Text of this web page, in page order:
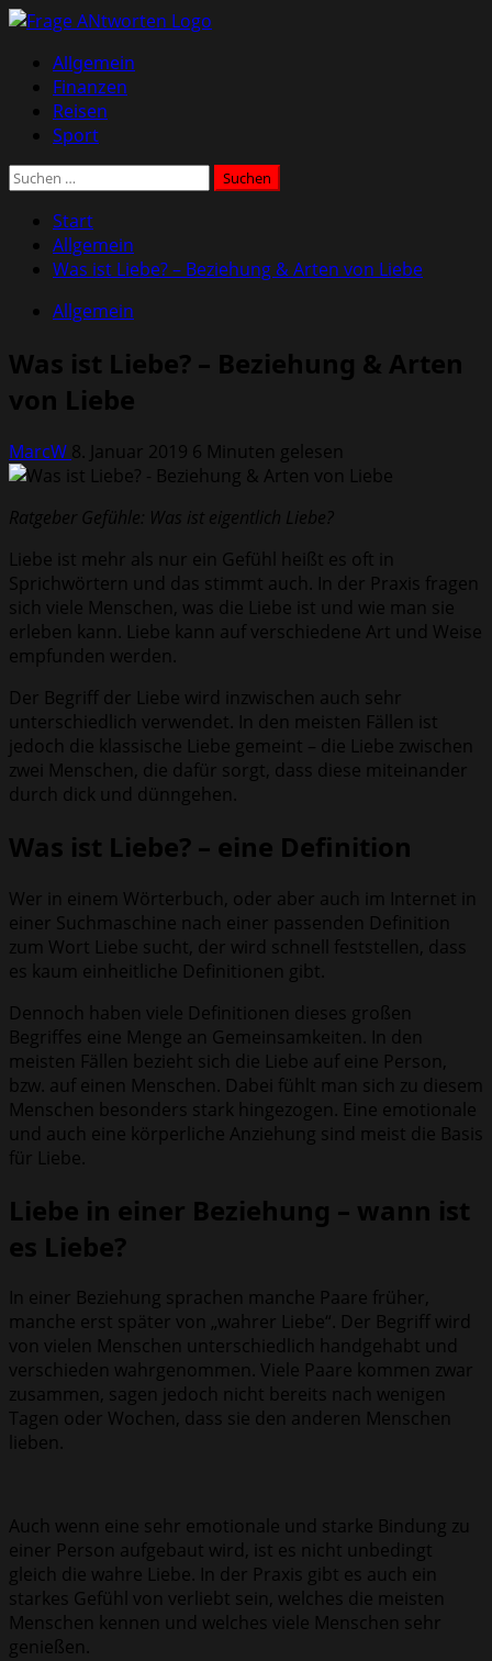
Zum
springen
Primäres
Menü
Allgemein
Finanzen
Reisen
Sport
Suchen
Start
Allgemein
Was ist Liebe? – Beziehung & Arten von Liebe
Allgemein
Was ist Liebe? – Beziehung & Arten
von Liebe
MarcW 8. Januar 2019 6 Minuten gelesen
Ratgeber Gefühle: Was ist eigentlich Liebe?
Liebe ist mehr als nur ein Gefühl heißt es oft in
Sprichwörtern und das stimmt auch. In der Praxis fragen
sich viele Menschen, was die Liebe ist und wie man sie
erleben kann. Liebe kann auf verschiedene Art und Weise
empfunden werden.
Der Begriff der Liebe wird inzwischen auch sehr
unterschiedlich verwendet. In den meisten Fällen ist
jedoch die klassische Liebe gemeint – die Liebe zwischen
zwei Menschen, die dafür sorgt, dass diese miteinander
durch dick und dünngehen.
Was ist Liebe? – eine Definition
Wer in einem Wörterbuch, oder aber auch im Internet in
einer Suchmaschine nach einer passenden Definition
zum Wort Liebe sucht, der wird schnell feststellen, dass
es kaum einheitliche Definitionen gibt.
Dennoch haben viele Definitionen dieses großen
Begriffes eine Menge an Gemeinsamkeiten. In den
meisten Fällen bezieht sich die Liebe auf eine Person,
bzw. auf einen Menschen. Dabei fühlt man sich zu diesem
Menschen besonders stark hingezogen. Eine emotionale
und auch eine körperliche Anziehung sind meist die Basis
für Liebe.
Liebe in einer Beziehung – wann ist
es Liebe?
In einer Beziehung sprachen manche Paare früher,
manche erst später von „wahrer Liebe“. Der Begriff wird
von vielen Menschen unterschiedlich handgehabt und
verschieden wahrgenommen. Viele Paare kommen zwar
zusammen, sagen jedoch nicht bereits nach wenigen
Tagen oder Wochen, dass sie den anderen Menschen
lieben.
Auch wenn eine sehr emotionale und starke Bindung zu
einer Person aufgebaut wird, ist es nicht unbedingt
gleich die wahre Liebe. In der Praxis gibt es auch ein
starkes Gefühl von verliebt sein, welches die meisten
Menschen kennen und welches viele Menschen sehr
genießen.